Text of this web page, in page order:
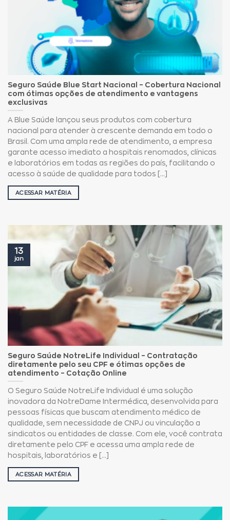
Seguro Saúde Blue Start Nacional – Cobertura Nacional
com ótimas opções de atendimento e vantagens
exclusivas
A Blue Saúde lançou seus produtos com cobertura
nacional para atender à crescente demanda em todo o
Brasil. Com uma ampla rede de atendimento, a empresa
garante acesso imediato a hospitais renomados, clínicas
e laboratórios em todas as regiões do país, facilitando o
acesso à saúde de qualidade para todos [...]
ACESSAR MATÉRIA
Seguro Saúde NotreLife Individual – Contratação
diretamente pelo seu CPF e ótimas opções de
atendimento – Cotação Online
O Seguro Saúde NotreLife Individual é uma solução
inovadora da NotreDame Intermédica, desenvolvida para
pessoas físicas que buscam atendimento médico de
qualidade, sem necessidade de CNPJ ou vinculação a
sindicatos ou entidades de classe. Com ele, você contrata
diretamente pelo CPF e acessa uma ampla rede de
hospitais, laboratórios e [...]
ACESSAR MATÉRIA
13
jan